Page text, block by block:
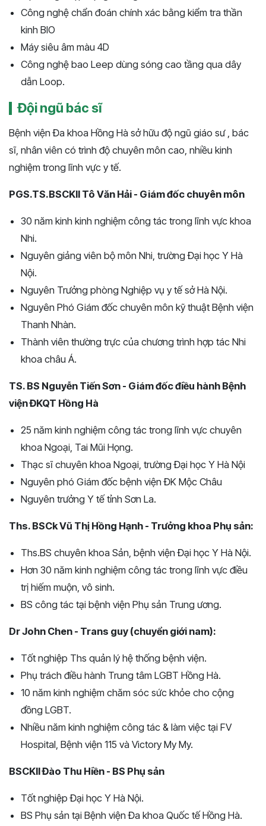
Công nghệ chẩn đoán chính xác bằng kiểm tra thần
kinh BIO
Máy siêu âm màu 4D
Công nghệ bao Leep dùng sóng cao tầng qua dây
dẫn Loop.
Đội ngũ bác sĩ
Bệnh viện Đa khoa Hồng Hà sở hữu độ ngũ giáo sư , bác
sĩ, nhân viên có trình độ chuyên môn cao, nhiều kinh
nghiệm trong lĩnh vực y tế.
PGS.TS.BSCKII Tô Văn Hải - Giám đốc chuyên môn
30 năm kinh kinh nghiệm công tác trong lĩnh vực khoa
Nhi.
Nguyên giảng viên bộ môn Nhi, trường Đại học Y Hà
Nội.
Nguyên Trưởng phòng Nghiệp vụ y tế sở Hà Nội.
Nguyên Phó Giám đốc chuyên môn kỹ thuật Bệnh viện
Thanh Nhàn.
Thành viên thường trực của chương trình hợp tác Nhi
khoa châu Á.
TS. BS Nguyễn Tiến Sơn - Giám đốc điều hành Bệnh
viện ĐKQT Hồng Hà
25 năm kinh nghiệm công tác trong lĩnh vực chuyên
khoa Ngoại, Tai Mũi Họng.
Thạc sĩ chuyên khoa Ngoại, trường Đại học Y Hà Nội
Nguyên phó Giám đốc bệnh viện ĐK Mộc Châu
Nguyên trưởng Y tế tỉnh Sơn La.
Ths. BSCk Vũ Thị Hồng Hạnh - Trưởng khoa Phụ sản:
Ths.BS chuyên khoa Sản, bệnh viện Đại học Y Hà Nội.
Hơn 30 năm kinh nghiệm công tác trong lĩnh vực điều
trị hiếm muộn, vô sinh.
BS công tác tại bệnh viện Phụ sản Trung ương.
Dr John Chen - Trans guy (chuyển giới nam):
Tốt nghiệp Ths quản lý hệ thống bệnh viện.
Phụ trách điều hành Trung tâm LGBT Hồng Hà.
10 năm kinh nghiệm chăm sóc sức khỏe cho cộng
đồng LGBT.
Nhiều năm kinh nghiệm công tác & làm việc tại FV
Hospital, Bệnh viện 115 và Victory My My.
BSCKII Đào Thu Hiền - BS Phụ sản
Tốt nghiệp Đại học Y Hà Nội.
BS Phụ sản tại Bệnh viện Đa khoa Quốc tế Hồng Hà.